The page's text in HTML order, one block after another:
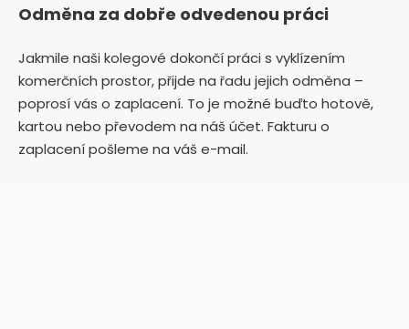
Odměna za dobře odvedenou práci
Jakmile naši kolegové dokončí práci s vyklízením
komerčních prostor, přijde na řadu jejich odměna –
poprosí vás o zaplacení. To je možné buďto hotově,
kartou nebo převodem na náš účet. Fakturu o
zaplacení pošleme na váš e-mail.